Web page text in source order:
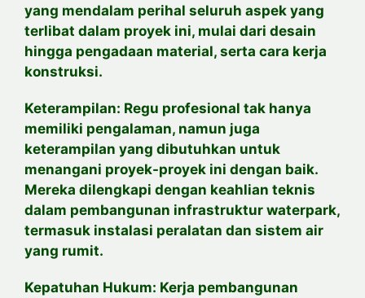
yang mendalam perihal seluruh aspek yang
terlibat dalam proyek ini, mulai dari desain
hingga pengadaan material, serta cara kerja
konstruksi.
Keterampilan: Regu profesional tak hanya
memiliki pengalaman, namun juga
keterampilan yang dibutuhkan untuk
menangani proyek-proyek ini dengan baik.
Mereka dilengkapi dengan keahlian teknis
dalam pembangunan infrastruktur waterpark,
termasuk instalasi peralatan dan sistem air
yang rumit.
Kepatuhan Hukum: Kerja pembangunan